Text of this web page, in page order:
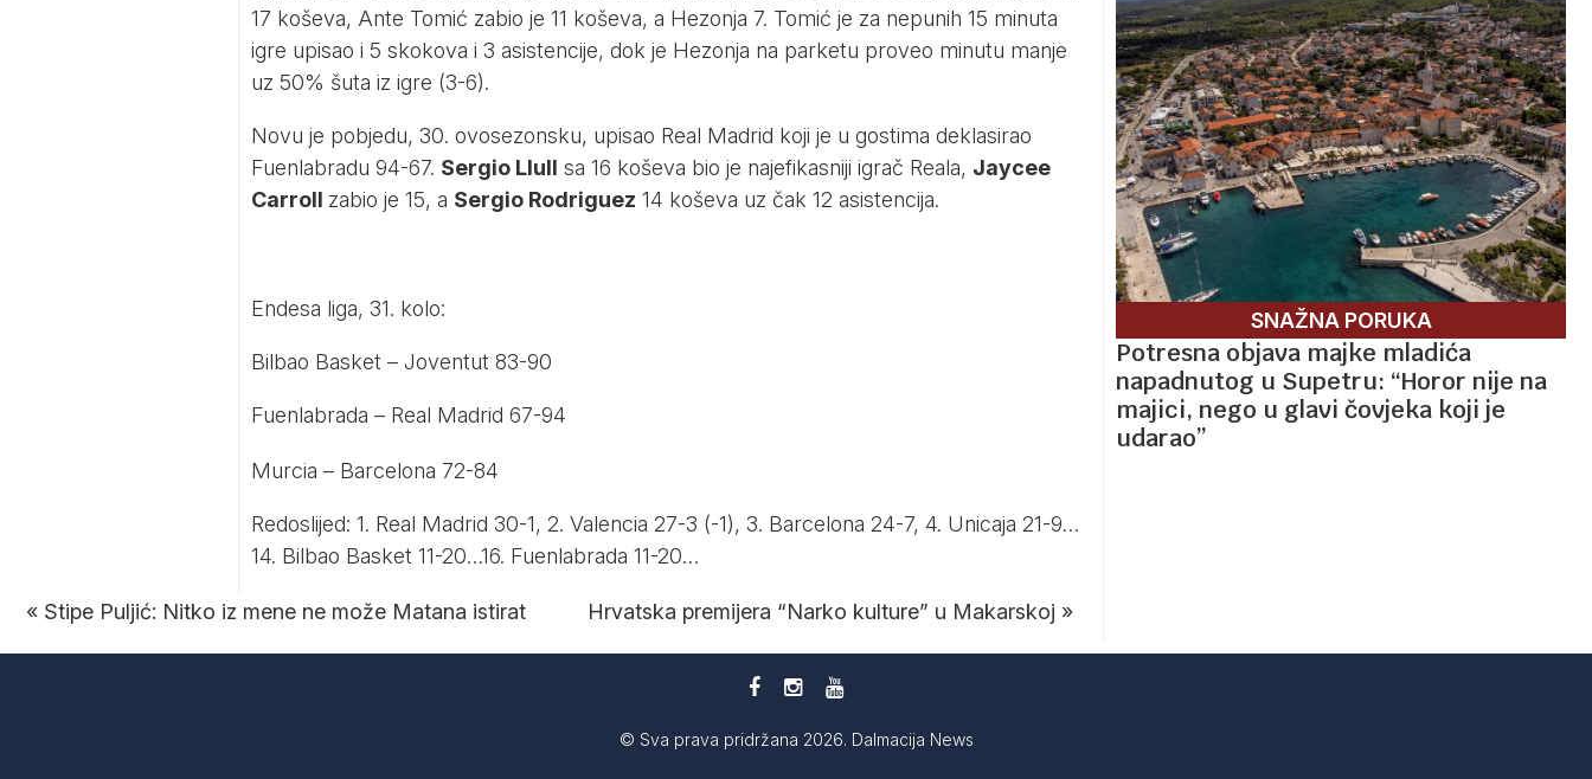
17 koševa, Ante Tomić zabio je 11 koševa, a Hezonja 7. Tomić je za nepunih 15 minuta
igre upisao i 5 skokova i 3 asistencije, dok je Hezonja na parketu proveo minutu manje
uz 50% šuta iz igre (3-6).
Novu je pobjedu, 30. ovosezonsku, upisao Real Madrid koji je u gostima deklasirao
Fuenlabradu 94-67. Sergio Llull sa 16 koševa bio je najefikasniji igrač Reala, Jaycee
Carroll zabio je 15, a Sergio Rodriguez 14 koševa uz čak 12 asistencija.
Endesa liga, 31. kolo:
Bilbao Basket – Joventut 83-90
Fuenlabrada – Real Madrid 67-94
Murcia – Barcelona 72-84
Redoslijed: 1. Real Madrid 30-1, 2. Valencia 27-3 (-1), 3. Barcelona 24-7, 4. Unicaja 21-9…
14. Bilbao Basket 11-20…16. Fuenlabrada 11-20…
« Stipe Puljić: Nitko iz mene ne može Matana istirat Hrvatska premijera “Narko kulture” u Makarskoj »
SNAŽNA PORUKA
Potresna objava majke mladića
napadnutog u Supetru: “Horor nije na
majici, nego u glavi čovjeka koji je
udarao”
© Sva prava pridržana 2026. Dalmacija News